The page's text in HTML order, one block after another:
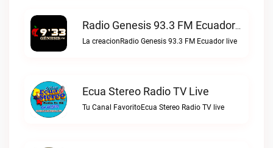
Radio Genesis 93.3 FM Ecuador Live
La creacionRadio Genesis 93.3 FM Ecuador live
Ecua Stereo Radio TV Live
Tu Canal FavoritoEcua Stereo Radio TV live